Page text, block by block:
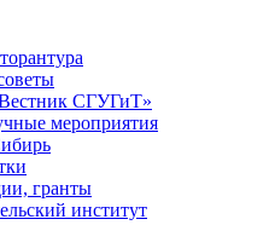
СГУГиТ»
мероприятия
гранты
институт